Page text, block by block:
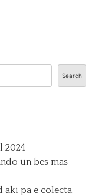
Search
2024
un bes mas
aki pa e colecta